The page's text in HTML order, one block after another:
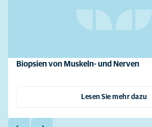
Biopsien von Muskeln- und Nerven
Lesen Sie mehr dazu